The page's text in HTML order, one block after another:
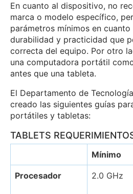
En cuanto al dispositivo, no
marca o modelo específico,
parámetros mínimos en
durabilidad y practicidad que
correcta del equipo. Por otro
una computadora portátil
antes que una tableta.
El Departamento de
creado las siguientes guías
portátiles y tabletas:
TABLETS
Mínimo
Procesador 2.0 GHz